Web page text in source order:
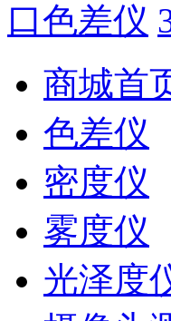
口色差仪
商城首
色差仪
密度仪
雾度仪
光泽度